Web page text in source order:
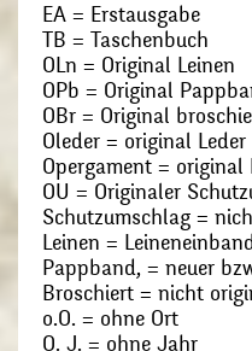
EA = Erstausgabe
TB = Taschenbuch
OLn = Original Leinen
OPb = Original
OBr = Original
Oleder = original Leder
Opergament = original
OU = Originaler
Schutzumschlag =
Leinen =
Pappband, = neuer
Broschiert = nicht
o.O. = ohne Ort
O. J. = ohne Jahr